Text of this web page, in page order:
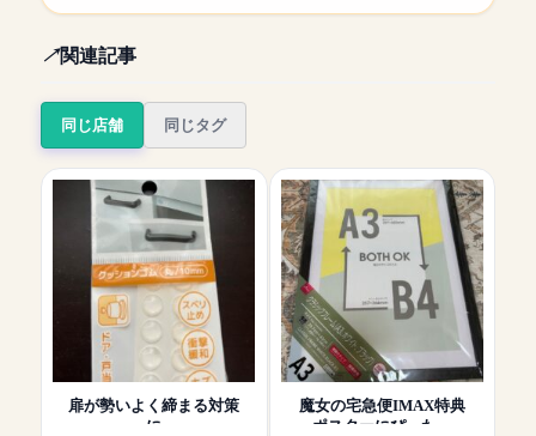
関連記事
同じ店舗 同じタグ
扉が勢いよく締まる対策
に
魔女の宅急便IMAX特典
ポスターにぴった…